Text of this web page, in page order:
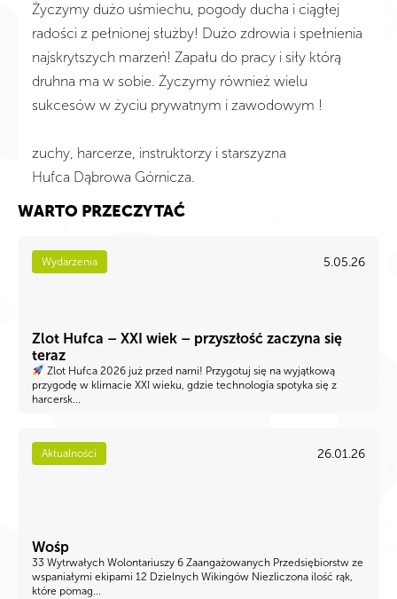
Życzymy dużo uśmiechu, pogody ducha i ciągłej
radości z pełnionej służby! Dużo zdrowia i spełnienia
najskrytszych marzeń! Zapału do pracy i siły którą
druhna ma w sobie. Życzymy również wielu
sukcesów w życiu prywatnym i zawodowym !
zuchy, harcerze, instruktorzy i starszyzna
Hufca Dąbrowa Górnicza.
WARTO PRZECZYTAĆ
Wydarzenia 5.05.26
Zlot Hufca – XXI wiek – przyszłość zaczyna się
teraz
Zlot Hufca 2026 już przed nami! Przygotuj się na wyjątkową
przygodę w klimacie XXI wieku, gdzie technologia spotyka się z
harcersk...
Aktualności 26.01.26
Wośp
33 Wytrwałych Wolontariuszy 6 Zaangażowanych Przedsiębiorstw ze
wspaniałymi ekipami 12 Dzielnych Wikingów Niezliczona ilość rąk,
które pomag...